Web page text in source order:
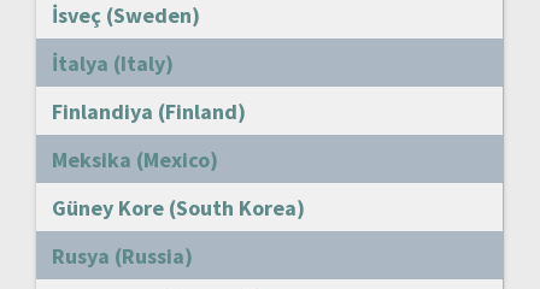
İsveç (Sweden)
İtalya (Italy)
Finlandiya (Finland)
Meksika (Mexico)
Güney Kore (South Korea)
Rusya (Russia)